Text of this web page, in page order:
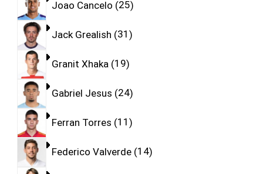
Joao Cancelo 25
Jack Grealish 31
Granit Xhaka 19
Gabriel Jesus 24
Ferran Torres 11
Federico Valverde 14